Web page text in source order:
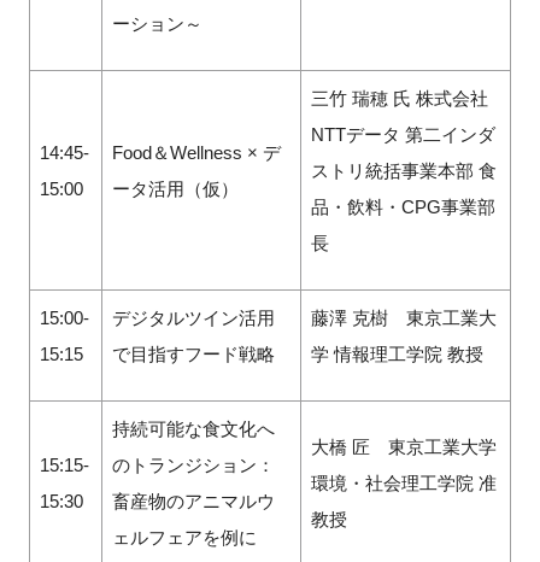
ーション～
14:45-
15:00
Food＆Wellness × デ
ータ活用（仮）
三竹 瑞穂 氏 株式会社
NTTデータ 第二インダ
ストリ統括事業本部 食
品・飲料・CPG事業部
長
15:00-
15:15
デジタルツイン活用
で目指すフード戦略
藤澤 克樹 東京⼯業⼤
学 情報理工学院 教授
15:15-
15:30
持続可能な食文化へ
のトランジション：
畜産物のアニマルウ
ェルフェアを例に
大橋 匠 東京⼯業⼤学
環境・社会理工学院 准
教授